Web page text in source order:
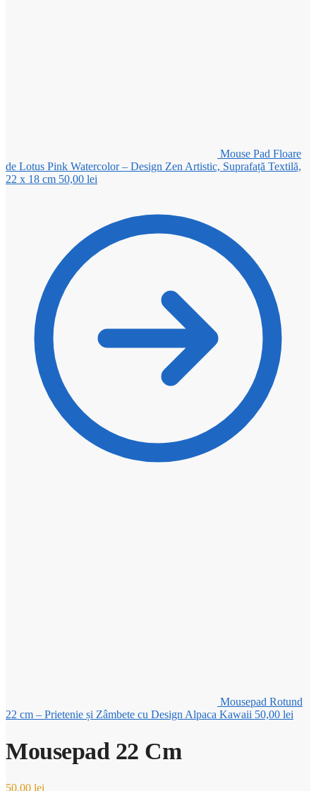
Mouse Pad Floare
de Lotus Pink Watercolor – Design Zen Artistic, Suprafață Textilă,
22 x 18 cm 50,00 lei
Mousepad Rotund
22 cm – Prietenie și Zâmbete cu Design Alpaca Kawaii 50,00 lei
Mousepad 22 Cm
50,00 lei